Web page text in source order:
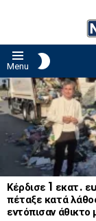
Menu
LATEST
STORIES
Κέρδισε 1 εκατ.
πέταξε κατά
εντόπισαν